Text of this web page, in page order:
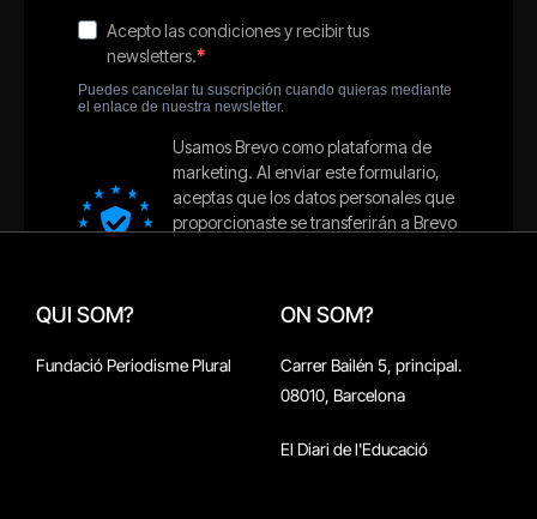
QUI SOM?
Fundació Periodisme Plural
ON SOM?
Carrer Bailén 5, principal.
08010, Barcelona
El Diari de l'Educació